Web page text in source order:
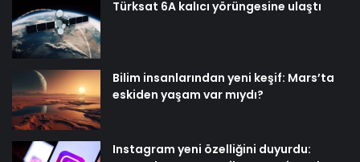
Türksat 6A kalıcı yörüngesine ulaştı
Bilim insanlarından yeni keşif: Mars’ta
eskiden yaşam var mıydı?
Instagram yeni özelliğini duyurdu: